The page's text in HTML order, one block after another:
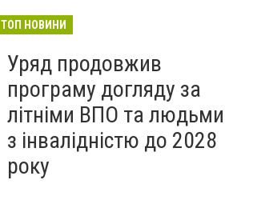
— ВІДЕО
ТОП НОВИНИ
Уряд продовжив
програму догляду за
літніми ВПО та людьми
з інвалідністю до 2028
року